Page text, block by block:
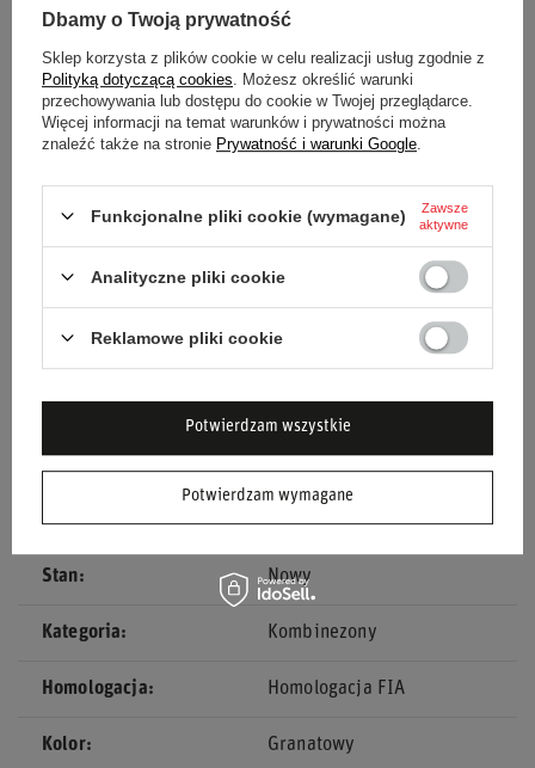
S MY20?
Homologacja FIA 8856-2018:Najwyższy poziom
bezpieczeństwa i ochrony.
Nieograniczona swoboda ruchów.
Doświadczenie i renoma w
motorsporcie.
Wybierając kombinezon OMP ONE S MY20, wybierasz
bezpieczeństwo i komfort.
Stan Nowy
Kategoria Kombinezony
Homologacja Homologacja FIA
Kolor Granatowy
Dbamy o Twoją prywatność
Sklep korzysta z plików cookie w celu realizacji usług zgodnie z
Polityką dotyczącą cookies . Możesz określić warunki
przechowywania lub dostępu do cookie w Twojej przeglądarce.
Więcej informacji na temat warunków i prywatności można
znaleźć także na stronie Prywatność i warunki Google
Funkcjonalne pliki cookie (wymagane)
Zawsze
aktywne
Analityczne pliki cookie
Reklamowe pliki cookie
Potwierdzam wymagane
Potwierdzam wszystkie